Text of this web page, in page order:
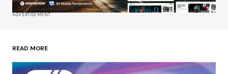
Tu correo electrónico*
haga un comentario.
ADVERTISEMENT
READ MORE